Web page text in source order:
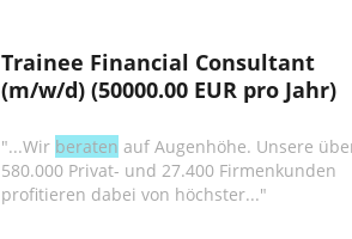
Trainee Financial Consultant
(m/w/d) (50000.00 EUR pro Jahr)
"...Wir beraten auf Augenhöhe. Unsere
580.000 Privat- und 27.400 Firmenkunden
profitieren dabei von höchster..."